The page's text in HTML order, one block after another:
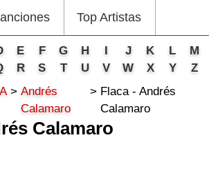
Top Artistas
E F G H I J K L
M
R S T U V W X Y
Z
A
Andrés
Calamaro
Flaca - Andrés
Calamaro
Calamaro